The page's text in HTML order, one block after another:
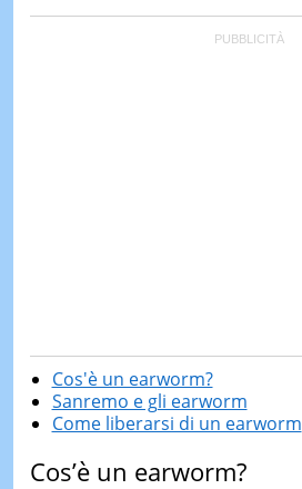
Cos'è un earworm?
Sanremo e gli earworm
Come liberarsi di un earworm
Cos’è un earworm?